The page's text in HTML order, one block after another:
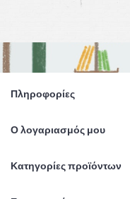
Πληροφορίες
Ο λογαριασμός μου
Κατηγορίες προϊόντων